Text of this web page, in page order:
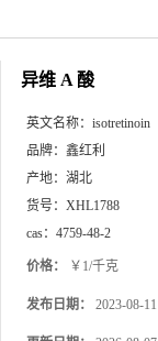
异维 A 酸
英文名称： isotretinoin
品牌： 鑫红利
产地： 湖北
货号： XHL1788
cas： 4759-48-2
价格： ￥1/千克
发布日期： 2023-08-11